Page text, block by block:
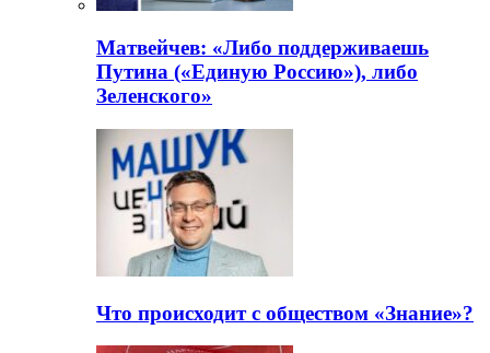
Матвейчев: «Либо поддерживаешь
Путина («Единую Россию»), либо
Зеленского»
Что происходит с обществом «Знание»?